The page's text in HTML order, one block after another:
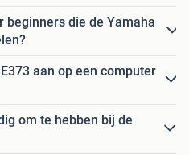
beginners die de Yamaha
aan op een computer
om te hebben bij de